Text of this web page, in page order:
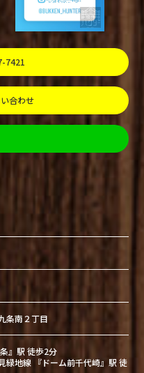
7421
合わせ
条南２丁目
』駅 徒歩2分
緑地線 『ドーム前千代崎』駅 徒